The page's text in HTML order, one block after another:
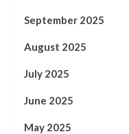
September 2025
August 2025
July 2025
June 2025
May 2025